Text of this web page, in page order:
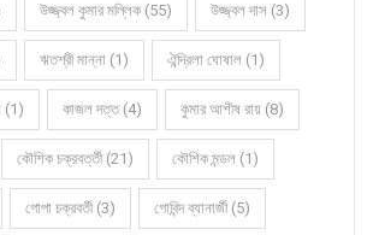
উজ্জ্বল কুমার মল্লিক (55) উজ্জ্বল দাস (3)
ঋতশ্রী মান্না (1) ঐন্দ্রিলা ঘোষাল (1)
(1) কাজল দত্ত (4) কুমার আশীষ রায় (8)
কৌশিক চক্রবর্ত্তী (21) কৌশিক মন্ডল (1)
গোপা চক্রবর্তী (3) গোবিন্দ ব্যানার্জী (5)